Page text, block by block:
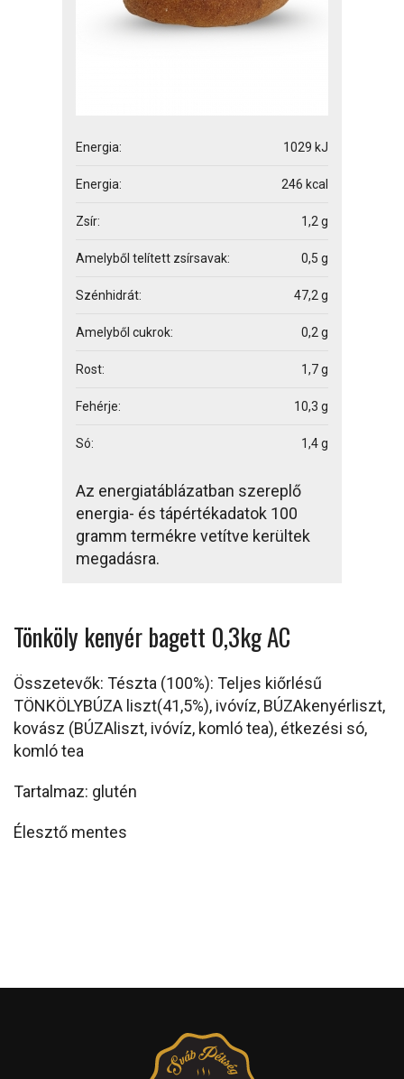
Energia: 1029 kJ
Energia: 246 kcal
Zsír: 1,2 g
Amelyből telített zsírsavak: 0,5 g
Szénhidrát: 47,2 g
Amelyből cukrok: 0,2 g
Rost: 1,7 g
Fehérje: 10,3 g
Só: 1,4 g
Az energiatáblázatban szereplő
energia- és tápértékadatok 100
gramm termékre vetítve kerültek
megadásra.
Tönköly kenyér bagett 0,3kg AC
Összetevők: Tészta (100%): Teljes kiőrlésű
TÖNKÖLYBÚZA liszt(41,5%), ivóvíz, BÚZAkenyérliszt,
kovász (BÚZAliszt, ivóvíz, komló tea), étkezési só,
komló tea
Tartalmaz: glutén
Élesztő mentes